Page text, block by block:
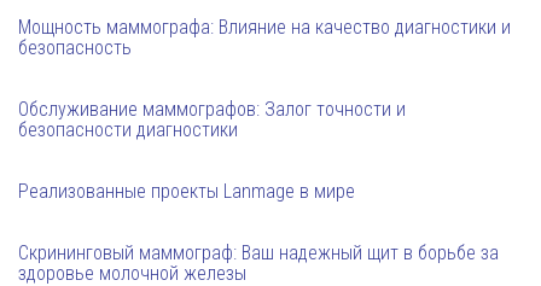
Мощность маммографа: Влияние на качество диагностики и
безопасность
Обслуживание маммографов: Залог точности и
безопасности диагностики
Реализованные проекты Lanmage в мире
Скрининговый маммограф: Ваш надежный щит в борьбе за
здоровье молочной железы